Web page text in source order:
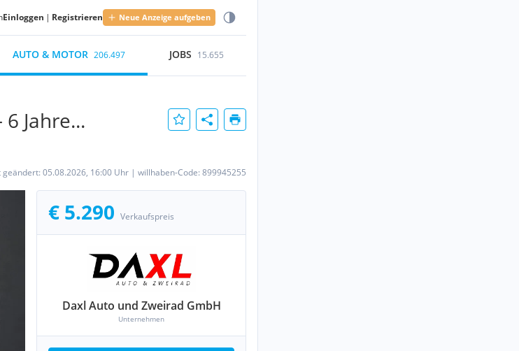
Einloggen | Registrieren Neue Anzeige aufgeben
AUTO & MOTOR 206.497 JOBS 15.655
Jahre...
geändert: 05.08.2026, 16:00 Uhr | willhaben-Code: 899945255
€ 5.290 Verkaufspreis
Daxl Auto und Zweirad GmbH
Unternehmen